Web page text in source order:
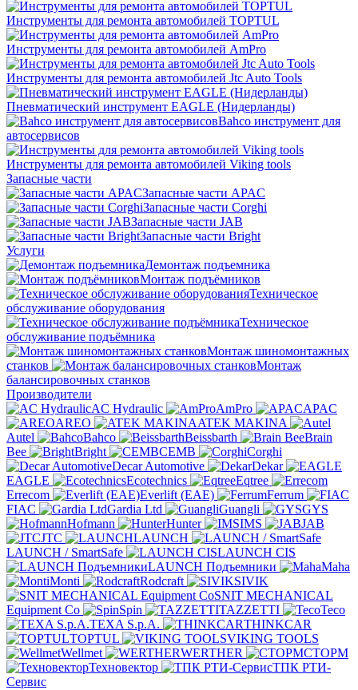
Инструменты для ремонта автомобилей TOPTUL
Инструменты для ремонта автомобилей AmPro
Инструменты для ремонта автомобилей Jtc Auto Tools
Пневматический инструмент EAGLE (Нидерланды)
Bahco инструмент для
автосервисов
Инструменты для ремонта автомобилей Viking tools
Запасные части
Запасные части APAC
Запасные части Corghi
Запасные части JAB
Запасные части Bright
Услуги
Демонтаж подъемника
Монтаж подъёмников
Техническое
обслуживание оборудования
Техническое
обслуживание подъёмника
Монтаж шиномонтажных
станков
Монтаж
балансировочных станков
Производители
AC Hydraulic
AmPro
APAC
AREO
ATEK MAKINA
Autel
Bahco Beissbarth
Brain
Bee
Bright CEMB
Corghi
Decar Automotive
Dekar
EAGLE
Ecotechnics
Eqtree
Errecom
Everlift (EAE)
Ferrum
FIAC
Gardia Ltd Guangli
GYS
Hofmann
Hunter IMS
JAB
JTC
LAUNCH
LAUNCH / SmartSafe
LAUNCH CIS
LAUNCH Подъемники
Maha
Monti
Rodcraft
SIVIK
SNIT MECHANICAL
Equipment Co
Spin TAZZETTI
Teco
TEXA S.p.A.
THINKCAR
TOPTUL
VIKING TOOLS
Wellmet
WERTHER
СТОРМ
Техновектор
ТПК РТИ-
Сервис